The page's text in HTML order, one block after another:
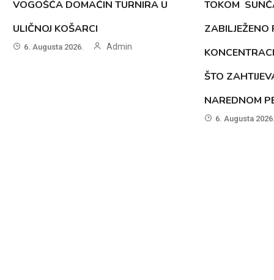
VOGOŠĆA DOMAĆIN TURNIRA U
ULIČNOJ KOŠARCI
6. Augusta 2026. Admin
TOKOM
ZABILJEŽENO
ŠTO
NAREDNOM
6. Augusta 2026.